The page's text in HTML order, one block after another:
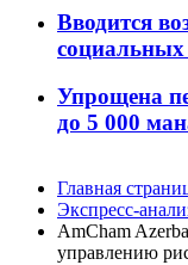
Вводится
социальных
Упрощена
до 5 000
Главная
Экспресс-
AmCham
управлению